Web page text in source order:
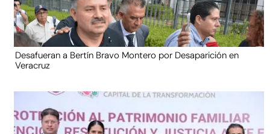
Desafueran a Bertín Bravo Montero por Desaparición en
Veracruz